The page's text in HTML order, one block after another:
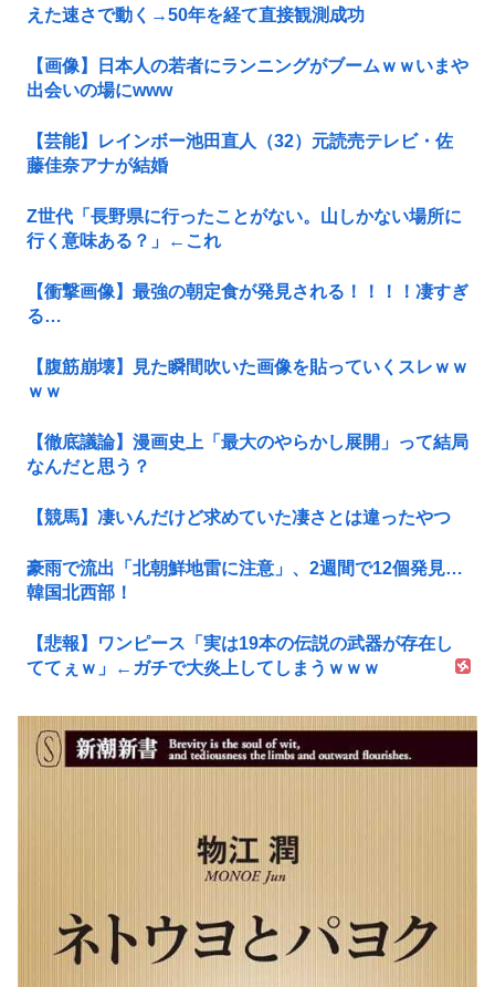
えた速さで動く→50年を経て直接観測成功
【画像】日本人の若者にランニングがブームｗｗいまや
出会いの場にwww
【芸能】レインボー池田直人（32）元読売テレビ・佐
藤佳奈アナが結婚
Z世代「長野県に行ったことがない。山しかない場所に
行く意味ある？」←これ
【衝撃画像】最強の朝定食が発見される！！！！凄すぎ
る…
【腹筋崩壊】見た瞬間吹いた画像を貼っていくスレｗｗ
ｗｗ
【徹底議論】漫画史上「最大のやらかし展開」って結局
なんだと思う？
【競馬】凄いんだけど求めていた凄さとは違ったやつ
豪雨で流出「北朝鮮地雷に注意」、2週間で12個発見…
韓国北西部！
【悲報】ワンピース「実は19本の伝説の武器が存在し
ててぇｗ」←ガチで大炎上してしまうｗｗｗ